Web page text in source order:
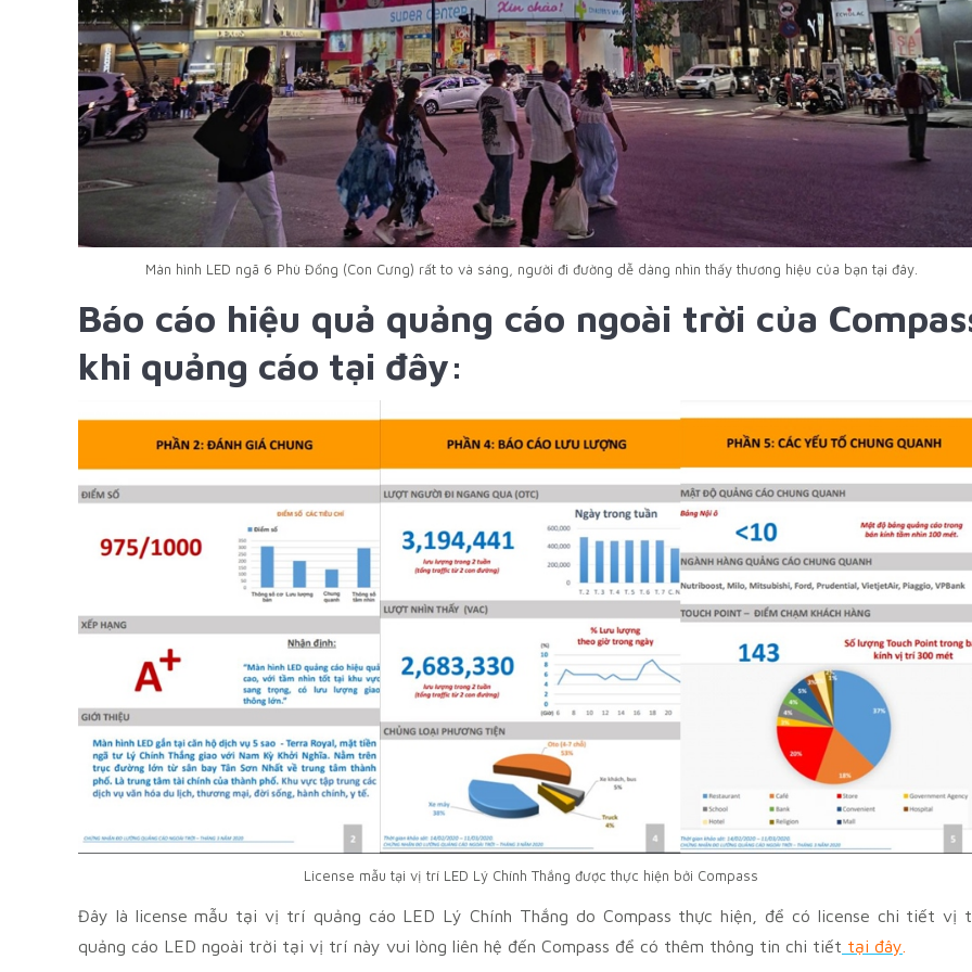
Màn hình LED ngã 6 Phù Đổng (Con Cưng) rất to và sáng, người đi đường dễ dàng nhìn thấy thương hiệu của bạn tại đây.
Báo cáo hiệu quả quảng cáo ngoài trời của
khi quảng cáo tại đây:
License mẫu tại vị trí LED Lý Chính Thắng được thực hiện bởi Compass
Đây là license mẫu tại vị trí quảng cáo LED Lý Chính Thắng do Compass thực hiện, để có license chi tiết vị
quảng cáo LED ngoài trời tại vị trí này vui lòng liên hệ đến Compass để có thêm thông tin chi tiết tại đây